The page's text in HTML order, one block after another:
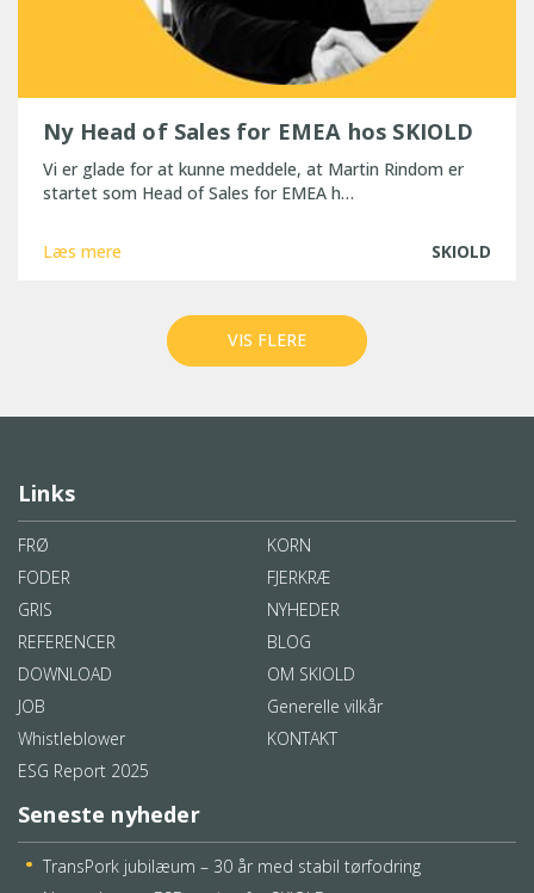
Ny Head of Sales for EMEA hos SKIOLD
Vi er glade for at kunne meddele, at Martin Rindom er
startet som Head of Sales for EMEA h…
Læs mere SKIOLD
VIS FLERE
Links
FRØ
KORN
FODER
FJERKRÆ
GRIS
NYHEDER
REFERENCER
BLOG
DOWNLOAD
OM SKIOLD
JOB
Generelle vilkår
Whistleblower
KONTAKT
ESG Report 2025
Seneste nyheder
TransPork jubilæum – 30 år med stabil tørfodring